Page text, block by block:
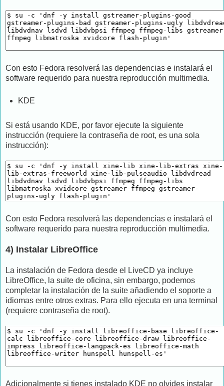
Con esto Fedora resolverá las dependencias e instalará el
software requerido para nuestra reproducción multimedia.
KDE
Si está usando KDE, por favor ejecute la siguiente
instrucción (requiere la contraseña de root, es una sola
instrucción):
Con esto Fedora resolverá las dependencias e instalará el
software requerido para nuestra reproducción multimedia.
4) Instalar LibreOffice
La instalación de Fedora desde el LiveCD ya incluye
LibreOffice, la suite de oficina, sin embargo, podemos
completar la instalación de la suite añadiendo el soporte a
idiomas entre otros extras. Para ello ejecuta en una terminal
(requiere contraseña de root).
Adicionalmente si tienes instalado KDE no olvides instalar